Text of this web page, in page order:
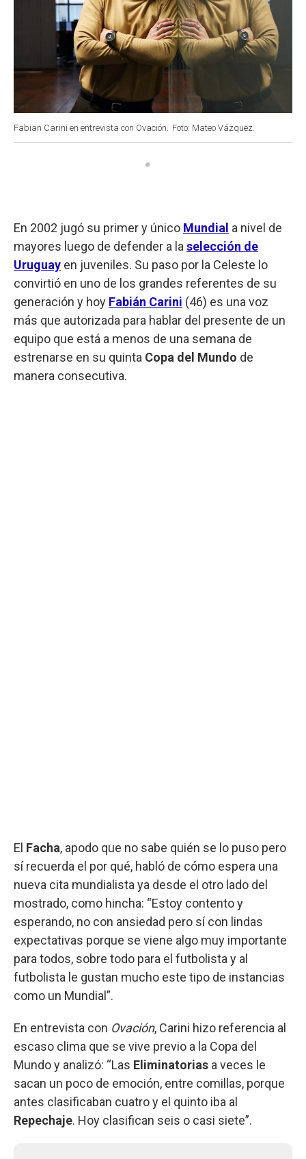
Fabian Carini en entrevista con Ovación. Foto: Mateo Vázquez.
En 2002 jugó su primer y único Mundial a nivel de
mayores luego de defender a la selección de
Uruguay en juveniles. Su paso por la Celeste lo
convirtió en uno de los grandes referentes de su
generación y hoy Fabián Carini (46) es una voz
más que autorizada para hablar del presente de un
equipo que está a menos de una semana de
estrenarse en su quinta Copa del Mundo de
manera consecutiva.
El Facha, apodo que no sabe quién se lo puso pero
sí recuerda el por qué, habló de cómo espera una
nueva cita mundialista ya desde el otro lado del
mostrado, como hincha: “Estoy contento y
esperando, no con ansiedad pero sí con lindas
expectativas porque se viene algo muy importante
para todos, sobre todo para el futbolista y al
futbolista le gustan mucho este tipo de instancias
como un Mundial”.
En entrevista con Ovación, Carini hizo referencia al
escaso clima que se vive previo a la Copa del
Mundo y analizó: “Las Eliminatorias a veces le
sacan un poco de emoción, entre comillas, porque
antes clasificaban cuatro y el quinto iba al
Repechaje. Hoy clasifican seis o casi siete”.